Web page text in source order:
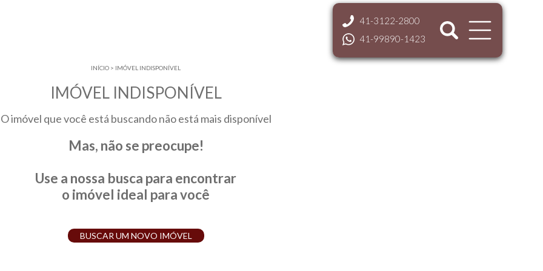
41-3122-2800
41-99890-1423
INÍCIO > IMÓVEL INDISPONÍVEL
IMÓVEL INDISPONÍVEL
O imóvel que você está buscando não está mais disponível
Mas, não se preocupe!
Use a nossa busca para encontrar
o imóvel ideal para você
BUSCAR UM NOVO IMÓVEL